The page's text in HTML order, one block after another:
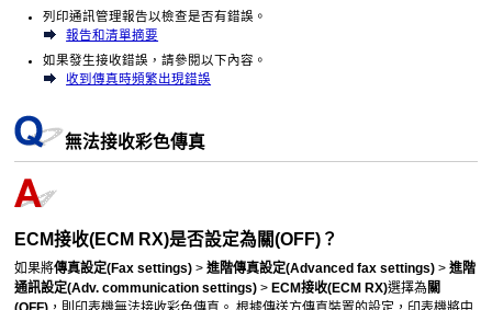
列印通訊管理報告以檢查是否有錯誤。
報告和清單摘要
如果發生接收錯誤，請參閱以下內容。
收到傳真時頻繁出現錯誤
無法接收彩色傳真
ECM接收(ECM RX)是否設定為關(OFF) ？
如果將傳真設定(Fax settings) >進階傳真設定(Advanced fax settings) >進階
通訊設定(Adv. communication settings) >ECM接收(ECM RX)選擇為關